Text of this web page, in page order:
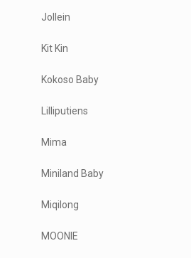
Jollein
Kit Kin
Kokoso Baby
Lilliputiens
Mima
Miniland Baby
Miqilong
MOONIE